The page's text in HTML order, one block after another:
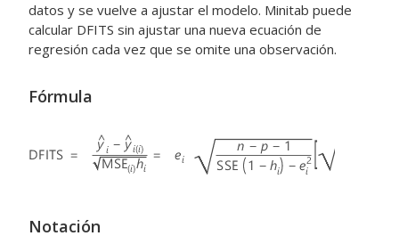
datos y se vuelve a ajustar el modelo. Minitab puede
calcular DFITS sin ajustar una nueva ecuación de
regresión cada vez que se omite una observación.
Fórmula
Notación